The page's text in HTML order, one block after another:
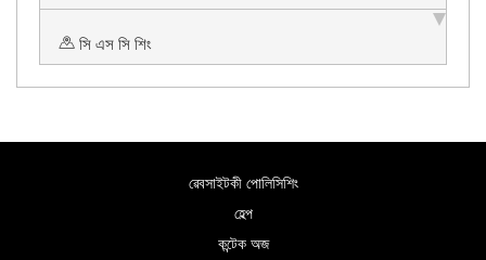
সি এস সি শিং
ৱেবসাইটকী পোলিসিশিং
হেল্প
কন্টেক অজ